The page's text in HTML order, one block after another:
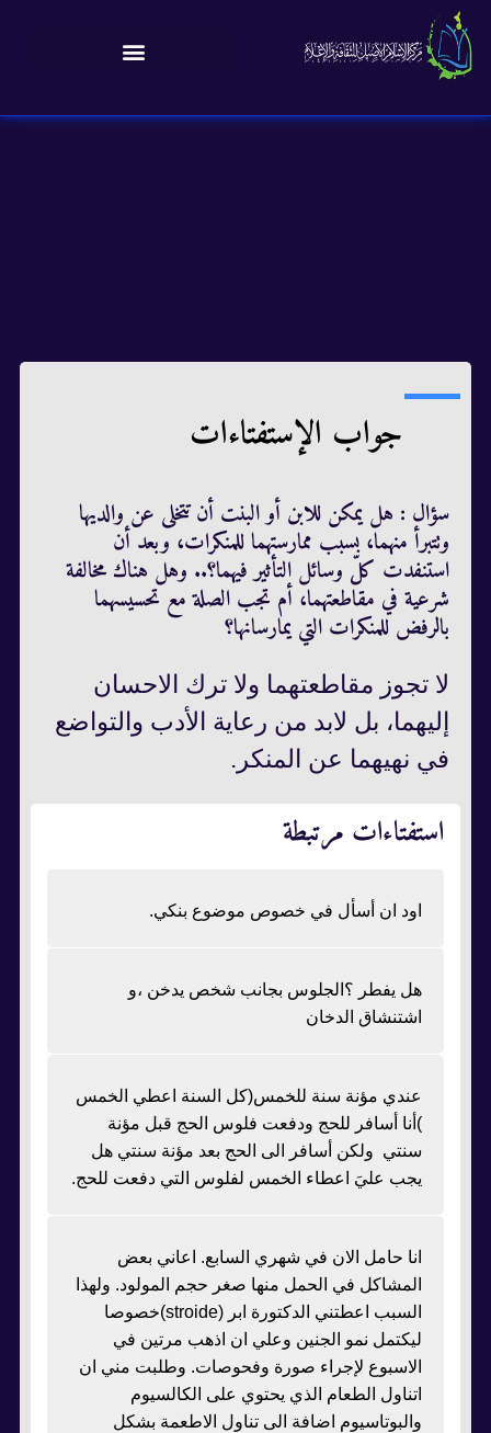
جواب الإستفتاءات
سؤال : هل يمكن للابن أو البنت أن تتخلى عن والديها
وتتبرأ منهما، بسبب ممارستهما للمنكرات، وبعد أن
استنفدت كلّ وسائل التأثير فيهما؟.. وهل هناك مخالفة
شرعية في مقاطعتهما، أم تجب الصلة مع تحسيسهما
بالرفض للمنكرات التي يمارسانها؟
لا تجوز مقاطعتهما ولا ترك الاحسان
إليهما، بل لابد من رعاية الأدب والتواضع
في نهيهما عن المنكر.
استفتاءات مرتبطة
اود ان أسأل في خصوص موضوع بنكي.
هل يفطر ؟الجلوس بجانب شخص يدخن ،و
اشتنشاق الدخان
عندي مؤنة سنة للخمس(كل السنة اعطي الخمس
)أنا أسافر للحج ودفعت فلوس الحج قبل مؤنة
سنتي ولكن أسافر الى الحج بعد مؤنة سنتي هل
يجب عليَ اعطاء الخمس لفلوس التي دفعت للحج.
انا حامل الان في شهري السابع. اعاني بعض
المشاكل في الحمل منها صغر حجم المولود. ولهذا
السبب اعطتني الدكتورة ابر (stroide)خصوصا
ليكتمل نمو الجنين وعلي ان اذهب مرتين في
الاسبوع لإجراء صورة وفحوصات. وطلبت مني ان
اتناول الطعام الذي يحتوي على الكالسيوم
والبوتاسيوم اضافة الى تناول الاطعمة بشكل